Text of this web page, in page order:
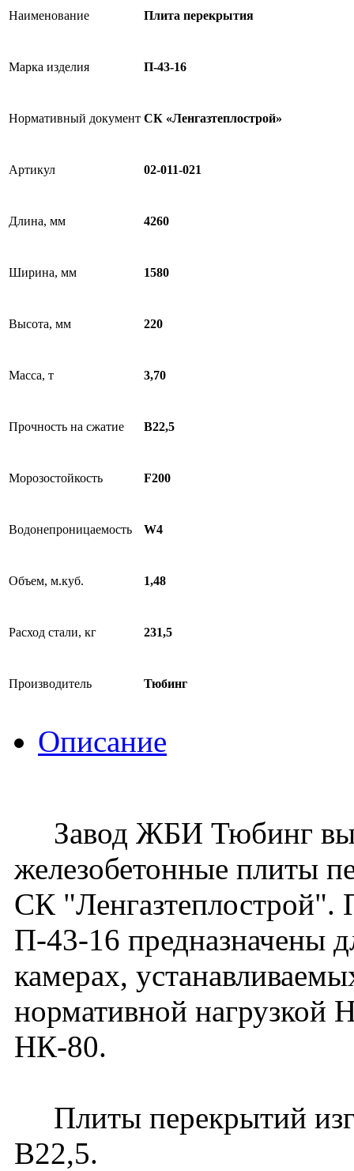
Наименование Плита перекрытия
Марка изделия П-43-16
Нормативный документ СК «Ленгазтеплострой»
Артикул 02-011-021
Длина, мм 4260
Ширина, мм 1580
Высота, мм 220
Масса, т 3,70
Прочность на сжатие В22,5
Морозостойкость F200
Водонепроницаемость W4
Объем, м.куб. 1,48
Расход стали, кг 231,5
Производитель Тюбинг
Описание
Завод ЖБИ Тюбинг
железобетонные плиты
СК "Ленгазтеплострой".
П-43-16 предназначены
камерах,
нормативной нагрузкой
НК-80.
Плиты перекрытий
В22,5.